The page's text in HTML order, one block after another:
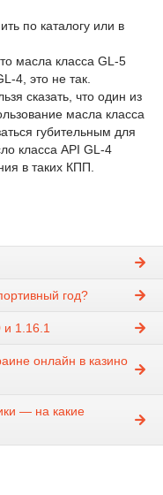
по каталогу или в
масла класса GL-5
4, это не так.
сказать, что один из
масла класса
губительным для
класса API GL-4
в таких КПП.
год?
1.16.1
онлайн в казино
— на какие